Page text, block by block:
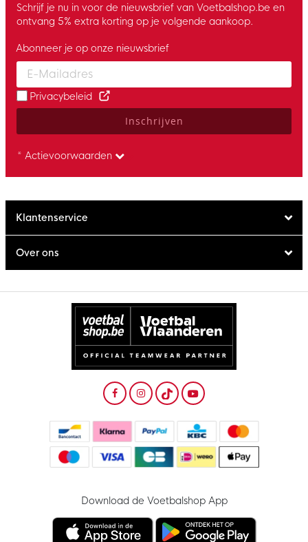
Schrijf je nu in voor de nieuwsbrief van Voetbalshop.be en
ontvang 5% extra korting op je volgende aankoop.
Enter your email and accept the privacy policy to subscribe to
Abonneer je op onze nieuwsbrief
Privacybeleid
Inschrijven
* Actievoorwaarden
Klantenservice
Over ons
Download de Voetbalshop App